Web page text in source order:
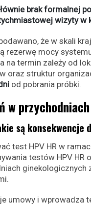
brak formalnej
wizyty w
że w skali
rezerwę mocy
termin zależy od
oraz struktur
od pobrania próbki.
w
są konsekwencje
test HPV HR w
testów HPV HR
umowy i wprowadza